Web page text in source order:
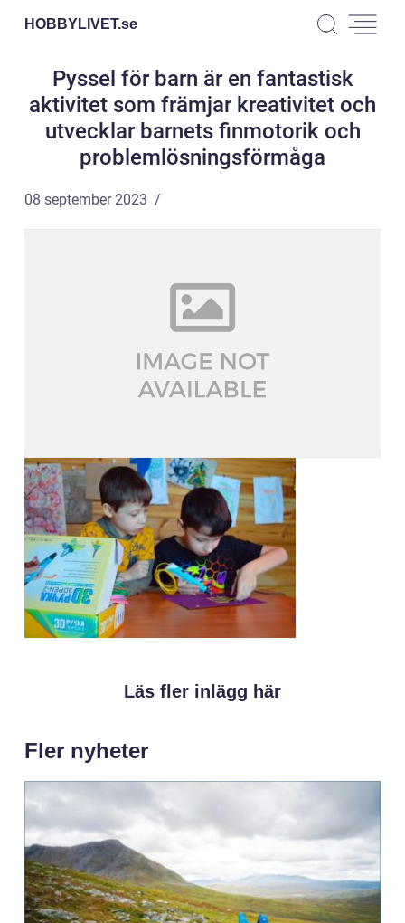
HOBBYLIVET.se
Pyssel för barn är en fantastisk
aktivitet som främjar kreativitet och
utvecklar barnets finmotorik och
problemlösningsförmåga
08 september 2023
Läs fler inlägg här
Fler nyheter